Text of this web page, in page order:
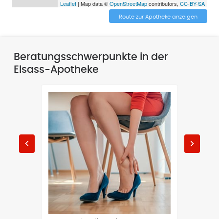
Leaflet| Map data ©OpenStreetMapcontributors, CC-BY-SA
Route zur Apotheke anzeigen
Beratungsschwerpunkte in der
Elsass-Apotheke
keyboard_arrow_left keyboard_arrow_right